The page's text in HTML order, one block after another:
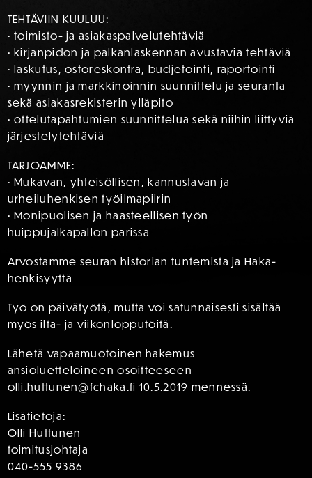
TEHTÄVIIN KUULUU:
• toimisto- ja asiakaspalvelutehtäviä
• kirjanpidon ja palkanlaskennan avustavia tehtäviä
• laskutus, ostoreskontra, budjetointi, raportointi
• myynnin ja markkinoinnin suunnittelu ja seuranta
sekä asiakasrekisterin ylläpito
• ottelutapahtumien suunnittelua sekä niihin liittyviä
järjestelytehtäviä
TARJOAMME:
• Mukavan, yhteisöllisen, kannustavan ja
urheiluhenkisen työilmapiirin
• Monipuolisen ja haasteellisen työn
huippujalkapallon parissa
Arvostamme seuran historian tuntemista ja Haka-
henkisyyttä
Työ on päivätyötä, mutta voi satunnaisesti sisältää
myös ilta- ja viikonlopputöitä.
Lähetä vapaamuotoinen hakemus
ansioluetteloineen osoitteeseen
olli.huttunen@fchaka.fi 10.5.2019 mennessä.
Lisätietoja:
Olli Huttunen
toimitusjohtaja
040-555 9386